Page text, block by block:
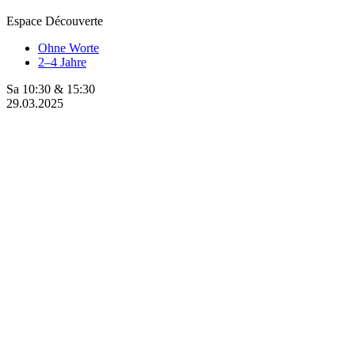
Espace Découverte
Ohne Worte
2–4 Jahre
Sa 10:30 & 15:30
29.03.2025